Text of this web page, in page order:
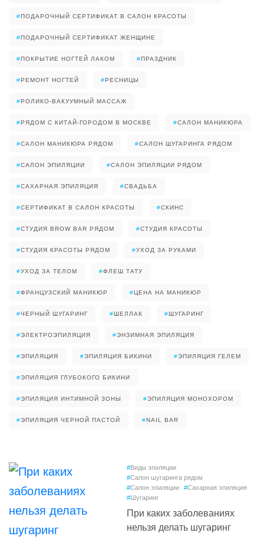
#ПОДАРОЧНЫЙ СЕРТИФИКАТ В САЛОН КРАСОТЫ
#ПОДАРОЧНЫЙ СЕРТИФИКАТ ЖЕНЩИНЕ
#ПОКРЫТИЕ НОГТЕЙ ЛАКОМ #ПРАЗДНИК
#РЕМОНТ НОГТЕЙ #РЕСНИЦЫ
#РОЛИКО-ВАКУУМНЫЙ МАССАЖ
#РЯДОМ С КИТАЙ-ГОРОДОМ В МОСКВЕ #САЛОН МАНИКЮРА
#САЛОН МАНИКЮРА РЯДОМ #САЛОН ШУГАРИНГА РЯДОМ
#САЛОН ЭПИЛЯЦИИ #САЛОН ЭПИЛЯЦИИ РЯДОМ
#САХАРНАЯ ЭПИЛЯЦИЯ #СВАДЬБА
#СЕРТИФИКАТ В САЛОН КРАСОТЫ #СКИНС
#СТУДИЯ BROW BAR РЯДОМ #СТУДИЯ КРАСОТЫ
#СТУДИЯ КРАСОТЫ РЯДОМ #УХОД ЗА РУКАМИ
#УХОД ЗА ТЕЛОМ #ФЛЕШ ТАТУ
#ФРАНЦУЗСКИЙ МАНИКЮР #ЦЕНА НА МАНИКЮР
#ЧЕРНЫЙ ШУГАРИНГ #ШЕЛЛАК #ШУГАРИНГ
#ЭЛЕКТРОЭПИЛЯЦИЯ #ЭНЗИМНАЯ ЭПИЛЯЦИЯ
#ЭПИЛЯЦИЯ #ЭПИЛЯЦИЯ БИКИНИ #ЭПИЛЯЦИЯ ГЕЛЕМ
#ЭПИЛЯЦИЯ ГЛУБОКОГО БИКИНИ
#ЭПИЛЯЦИЯ ИНТИМНОЙ ЗОНЫ #ЭПИЛЯЦИЯ МОНОХОРОМ
#ЭПИЛЯЦИЯ ЧЕРНОЙ ПАСТОЙ #NAIL BAR
#Виды эпиляции
#Салон шугаринга рядом
#Салон эпиляции #Сахарная эпиляция
#Шугаринг
При каких заболеваниях
нельзя делать шугаринг